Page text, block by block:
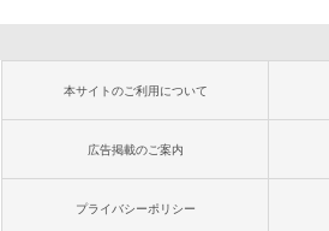
本サイトのご利用について
広告掲載のご案内
プライバシーポリシー